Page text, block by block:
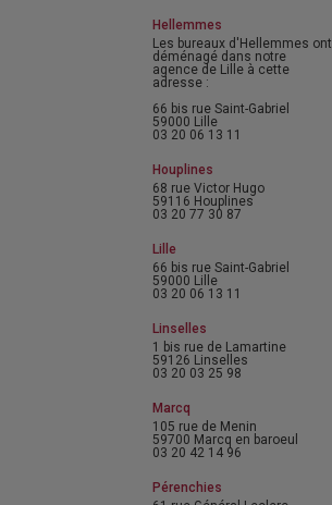
Hellemmes
Les bureaux d'Hellemmes ont
déménagé dans notre
agence de Lille à cette
adresse :
66 bis rue Saint-Gabriel
59000 Lille
03 20 06 13 11
Houplines
68 rue Victor Hugo
59116 Houplines
03 20 77 30 87
Lille
66 bis rue Saint-Gabriel
59000 Lille
03 20 06 13 11
Linselles
1 bis rue de Lamartine
59126 Linselles
03 20 03 25 98
Marcq
105 rue de Menin
59700 Marcq en baroeul
03 20 42 14 96
Pérenchies